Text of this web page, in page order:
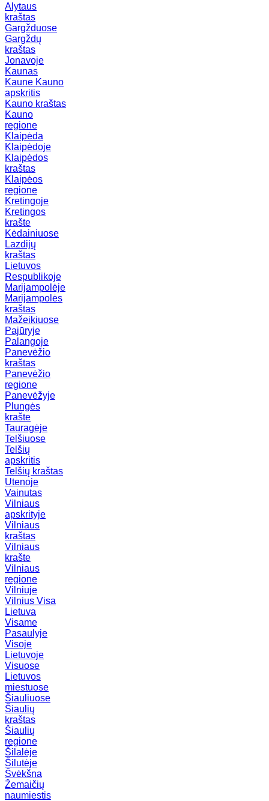
Alytaus
kraštas
Gargžduose
Gargždų
kraštas
Jonavoje
Kaunas
Kaune Kauno
apskritis
Kauno kraštas
Kauno
regione
Klaipėda
Klaipėdoje
Klaipėdos
kraštas
Klaipėos
regione
Kretingoje
Kretingos
krašte
Kėdainiuose
Lazdijų
kraštas
Lietuvos
Respublikoje
Marijampolėje
Marijampolės
kraštas
Mažeikiuose
Pajūryje
Palangoje
Panevėžio
kraštas
Panevėžio
regione
Panevėžyje
Plungės
krašte
Tauragėje
Telšiuose
Telšių
apskritis
Telšių kraštas
Utenoje
Vainutas
Vilniaus
apskrityje
Vilniaus
kraštas
Vilniaus
krašte
Vilniaus
regione
Vilniuje
Vilnius Visa
Lietuva
Visame
Pasaulyje
Visoje
Lietuvoje
Visuose
Lietuvos
miestuose
Šiauliuose
Šiaulių
kraštas
Šiaulių
regione
Šilalėje
Šilutėje
Švėkšna
Žemaičių
naumiestis